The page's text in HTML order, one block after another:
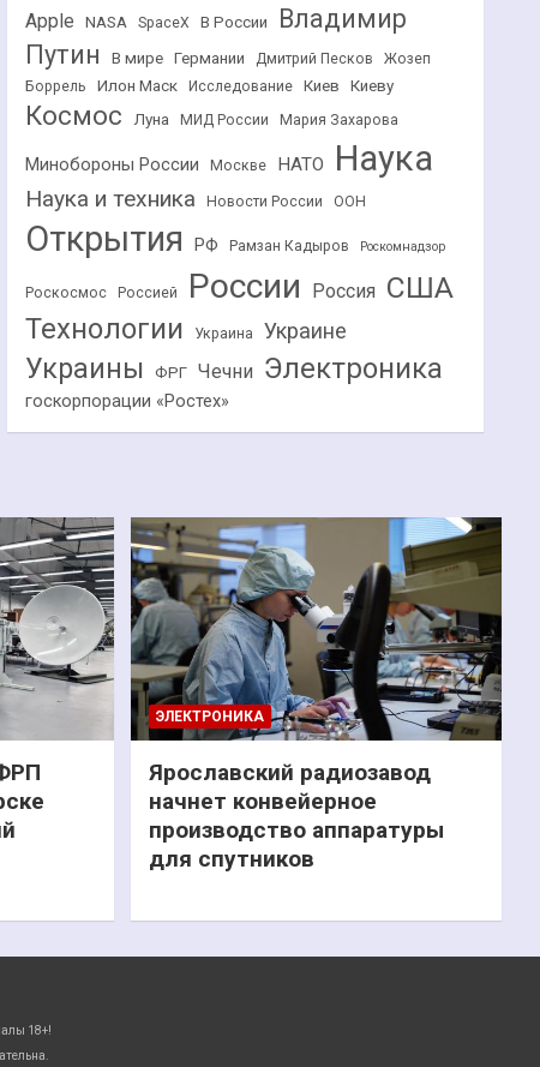
Apple NASA SpaceX В России
Владимир
Путин
В мире Германии Дмитрий Песков
Жозеп
Боррель
Илон Маск Исследование Киев Киеву
Космос Луна МИД России Мария Захарова
Минобороны России Москве НАТО Наука
Наука и техника Новости России ООН
Открытия РФ Рамзан Кадыров Роскомнадзор
Роскосмос Россией России Россия США
Технологии Украина Украине
Украины ФРГ Чечни Электроника
госкорпорации «Ростех»
ЭЛЕКТРОНИКА
Ярославский радиозавод
начнет конвейерное
производство аппаратуры
для спутников
18+!